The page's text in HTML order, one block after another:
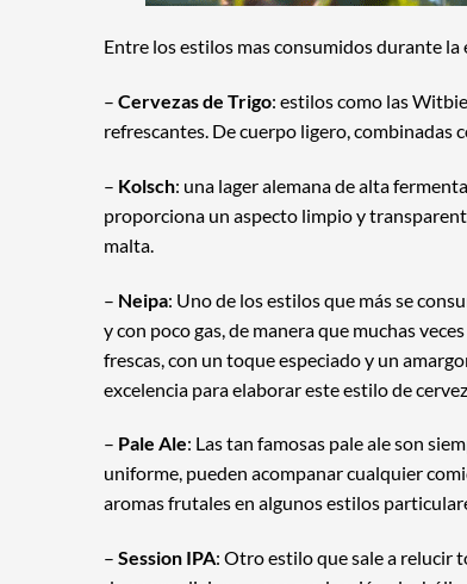
Entre los estilos mas consumidos durante
– Cervezas de Trigo: estilos como las
refrescantes. De cuerpo ligero, combinadas
– Kolsch: una lager alemana de alta
proporciona un aspecto limpio y
malta.
– Neipa: Uno de los estilos que más se
y con poco gas, de manera que muchas
frescas, con un toque especiado y un
excelencia para elaborar este estilo de
– Pale Ale: Las tan famosas pale ale son
uniforme, pueden acompanar cualquier
aromas frutales en algunos estilos
– Session IPA: Otro estilo que sale a relucir